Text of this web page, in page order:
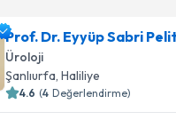
Prof. Dr. Eyyüp Sabri Pelit
Üroloji
Şanlıurfa, Haliliye
4.6 (4 Değerlendirme)